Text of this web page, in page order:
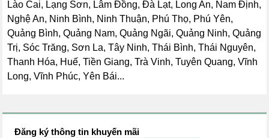
Lào Cai, Lạng Sơn, Lâm Đồng, Đà Lạt, Long An, Nam Định,
Nghệ An, Ninh Bình, Ninh Thuận, Phú Thọ, Phú Yên,
Quảng Bình, Quảng Nam, Quảng Ngãi, Quảng Ninh, Quảng
Trị, Sóc Trăng, Sơn La, Tây Ninh, Thái Bình, Thái Nguyên,
Thanh Hóa, Huế, Tiền Giang, Trà Vinh, Tuyên Quang, Vĩnh
Long, Vĩnh Phúc, Yên Bái...
Đăng ký thông tin khuyến mãi